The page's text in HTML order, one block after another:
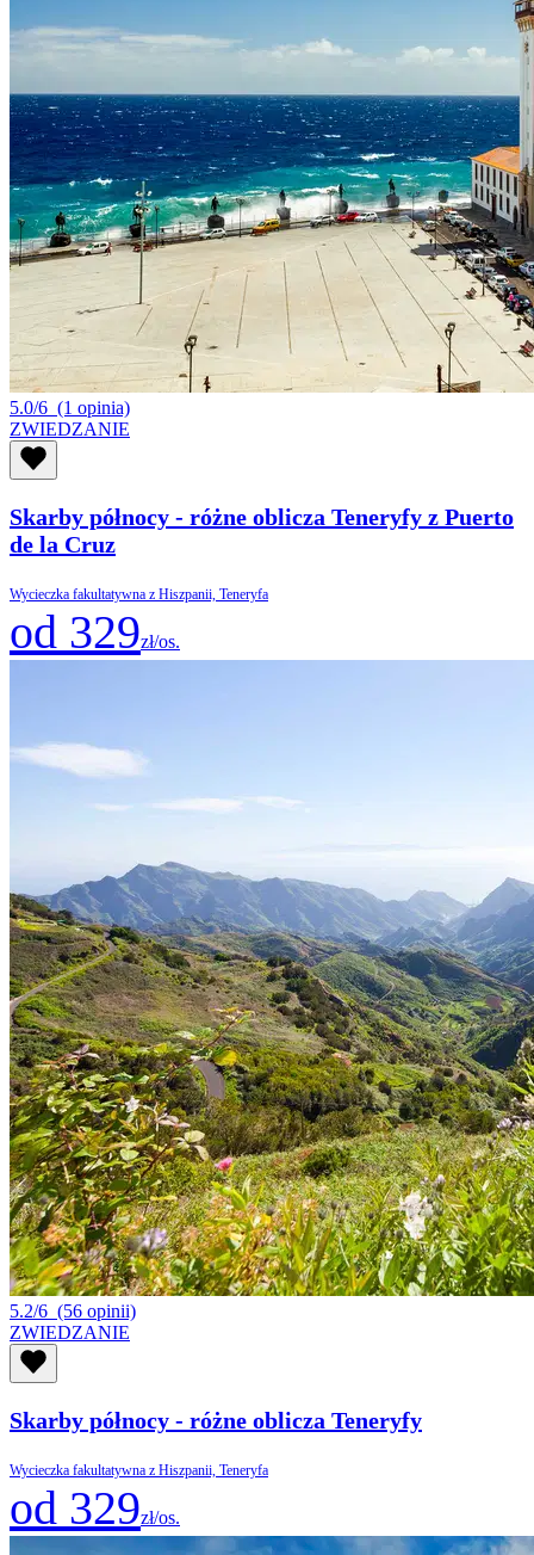
5.0/6 (1 opinia)
ZWIEDZANIE
Skarby północy - różne oblicza Teneryfy z Puerto
de la Cruz
Wycieczka fakultatywna z Hiszpanii, Teneryfa
od 329zł/os.
5.2/6 (56 opinii)
ZWIEDZANIE
Skarby północy - różne oblicza Teneryfy
Wycieczka fakultatywna z Hiszpanii, Teneryfa
od 329zł/os.